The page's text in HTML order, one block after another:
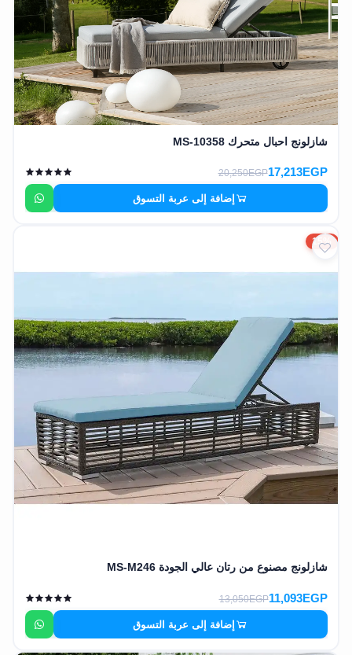
شازلونج احبال متحرك MS-10358
17,213EGP
20,250EGP
إضافة إلى عربة التسوق
15%
شازلونج مصنوع من رتان عالي الجودة MS-M246
11,093EGP
13,050EGP
إضافة إلى عربة التسوق